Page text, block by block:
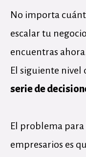
No importa
escalar tu
encuentras
El siguiente nivel
serie de
El problema
empresarios es